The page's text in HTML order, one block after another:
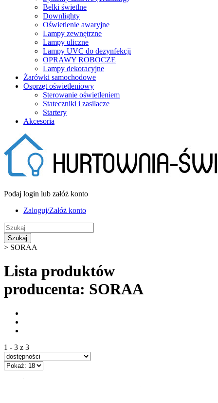
Belki świetlne
Downlighty
Oświetlenie awaryjne
Lampy zewnętrzne
Lampy uliczne
Lampy UVC do dezynfekcji
OPRAWY ROBOCZE
Lampy dekoracyjne
Żarówki samochodowe
Osprzęt oświetleniowy
Sterowanie oświetleniem
Stateczniki i zasilacze
Startery
Akcesoria
Podaj login lub załóż konto
Zaloguj/Załóż konto
Szukaj
> SORAA
Lista produktów
producenta: SORAA
1 - 3 z 3